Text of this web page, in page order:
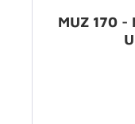
MUZ 170 -